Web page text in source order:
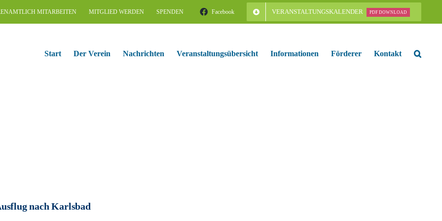
MITARBEITEN MITGLIED WERDEN SPENDEN Facebook VERANSTALTUNGSKALENDER PDF DOWNLOAD
Start Der Verein Nachrichten Veranstaltungsübersicht Informationen Förderer Kontakt
nach Karlsbad